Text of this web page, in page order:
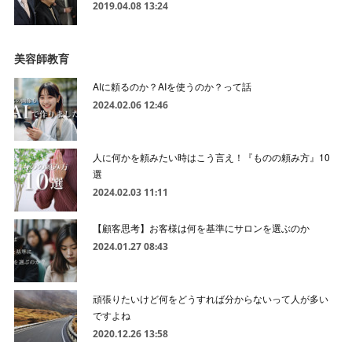
2019.04.08 13:24
美容師教育
AIに頼るのか？AIを使うのか？って話
2024.02.06 12:46
人に何かを頼みたい時はこう言え！『ものの頼み方』10
選
2024.02.03 11:11
【顧客思考】お客様は何を基準にサロンを選ぶのか
2024.01.27 08:43
頑張りたいけど何をどうすれば分からないって人が多い
ですよね
2020.12.26 13:58